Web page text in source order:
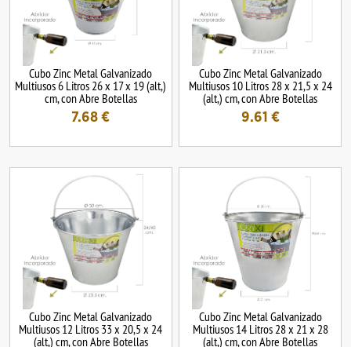
Cubo Zinc Metal Galvanizado
Multiusos 6 Litros 26 x 17 x 19 (alt,)
cm, con Abre Botellas
7.68 €
Cubo Zinc Metal Galvanizado
Multiusos 10 Litros 28 x 21,5 x 24
(alt,) cm, con Abre Botellas
9.61 €
Cubo Zinc Metal Galvanizado
Multiusos 12 Litros 33 x 20,5 x 24
(alt,) cm, con Abre Botellas
Cubo Zinc Metal Galvanizado
Multiusos 14 Litros 28 x 21 x 28
(alt,) cm, con Abre Botellas